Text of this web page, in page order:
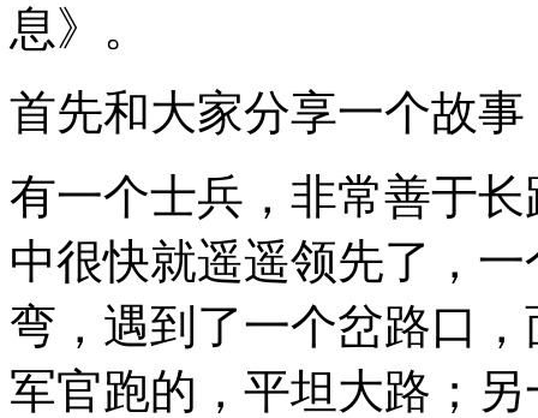
息》。
首先和大家分享一个故事
有一个士兵，非常善于
中很快就遥遥领先了，
弯，遇到了一个岔路口
军官跑的，平坦大路；